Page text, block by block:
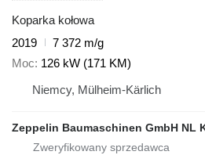
Koparka kołowa
2019
7 372 m/g
Moc 126 kW (171 KM)
Niemcy, Mülheim-Kärlich
Zeppelin Baumaschinen GmbH NL